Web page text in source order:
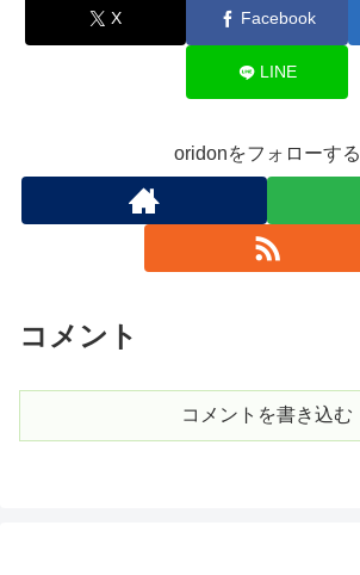
X Facebook
LINE
oridonをフォローする
コメント
コメントを書き込む